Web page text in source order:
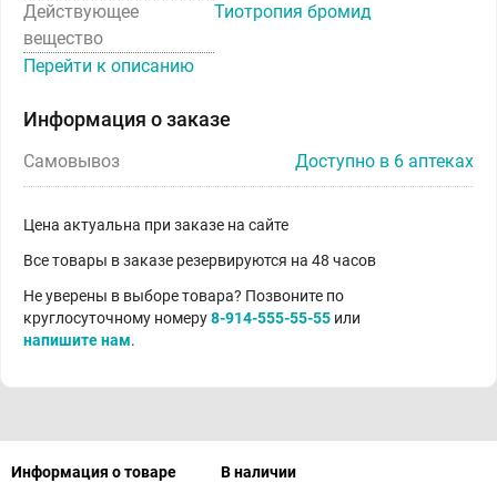
Действующее
вещество
Тиотропия бромид
Перейти к описанию
Информация о заказе
Самовывоз Доступно в 6 аптеках
Цена актуальна при заказе на сайте
Все товары в заказе резервируются на 48 часов
Не уверены в выборе товара? Позвоните по
круглосуточному номеру8-914-555-55-55 или
напишите нам.
Информация о товаре В наличии